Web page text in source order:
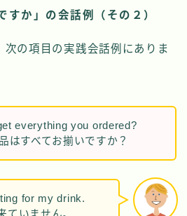
すか」の会話例（その２）
の項目の実践会話例にありま
everything you ordered?
はすべてお揃いですか？
for my drink.
ていません。